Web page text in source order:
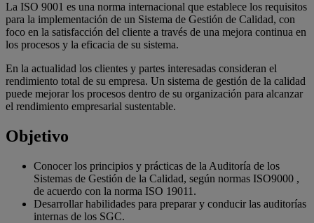
La ISO 9001 es una norma internacional que establece los requisitos
para la implementación de un Sistema de Gestión de Calidad, con
foco en la satisfacción del cliente a través de una mejora continua en
los procesos y la eficacia de su sistema.
En la actualidad los clientes y partes interesadas consideran el
rendimiento total de su empresa. Un sistema de gestión de la calidad
puede mejorar los procesos dentro de su organización para alcanzar
el rendimiento empresarial sustentable.
Objetivo
Conocer los principios y prácticas de la Auditoría de los
Sistemas de Gestión de la Calidad, según normas ISO9000 ,
de acuerdo con la norma ISO 19011.
Desarrollar habilidades para preparar y conducir las auditorías
internas de los SGC.